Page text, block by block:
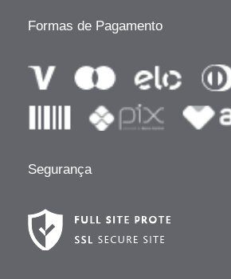
Formas de Pagamento
Segurança